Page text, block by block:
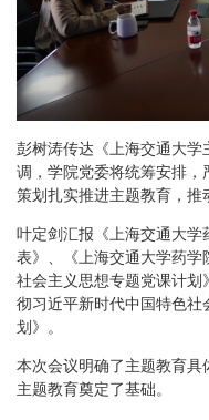
彭树涛传达《上海交通大
调，学院党委将统筹安排
策划扎实推进主题教育，推
叶定剑汇报《上海交通大
表》、《上海交通大学药
社会主义思想专题党课计
彻习近平新时代中国特色
划》。
本次会议明确了主题教育
主题教育奠定了基础。